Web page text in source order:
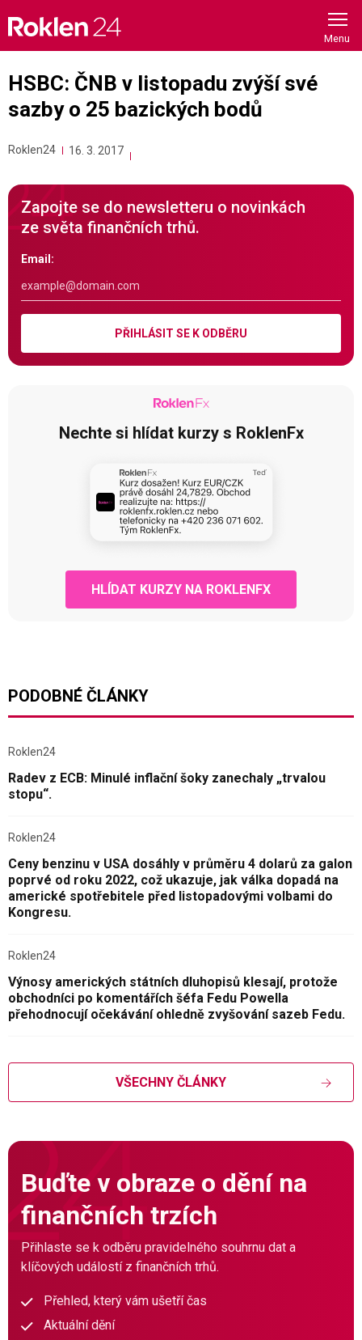
content
HSBC: ČNB v listopadu zvýší své
sazby o 25 bazických bodů
Roklen24 16. 3. 2017
Zapojte se do newsletteru o novinkách
ze světa finančních trhů.
Email:
PŘIHLÁSIT SE K ODBĚRU
Nechte si hlídat kurzy s RoklenFx
HLÍDAT KURZY NA ROKLENFX
PODOBNÉ ČLÁNKY
Roklen24
Radev z ECB: Minulé inflační šoky zanechaly „trvalou
stopu“.
Roklen24
Ceny benzinu v USA dosáhly v průměru 4 dolarů za galon
poprvé od roku 2022, což ukazuje, jak válka dopadá na
americké spotřebitele před listopadovými volbami do
Kongresu.
Roklen24
Výnosy amerických státních dluhopisů klesají, protože
obchodníci po komentářích šéfa Fedu Powella
přehodnocují očekávání ohledně zvyšování sazeb Fedu.
VŠECHNY ČLÁNKY
Buďte v obraze o dění na
finančních trzích
Přihlaste se k odběru pravidelného souhrnu dat a
klíčových událostí z finančních trhů.
Přehled, který vám ušetří čas
Aktuální dění